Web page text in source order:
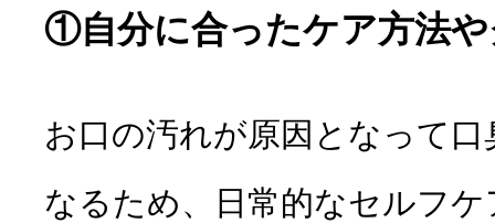
①自分に合ったケア方法
お口の汚れが原因となって
なるため、日常的なセルフ